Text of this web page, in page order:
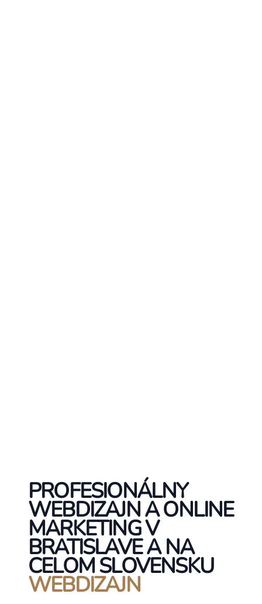
PROFESIONÁLNY
WEBDIZAJN A ONLINE
MARKETING V
BRATISLAVE A NA
CELOM SLOVENSKU
WEBDIZAJN